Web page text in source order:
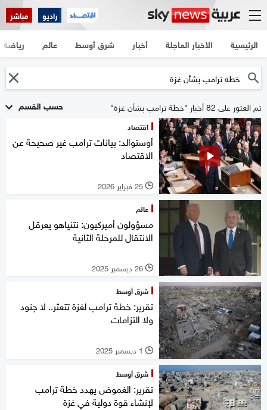
راديو مباشر
الرئيسية الأخبار العاجلة أخبار شرق أوسط عالم رياضة
حسب القسم تم العثور على 82 أخبار "خطة ترامب بشأن غزة"
اقتصاد
أوستوالد: بيانات ترامب غير صحيحة عن
الاقتصاد
l 25 فبراير 2026
عالم
مسؤولون أميركيون: نتنياهو يعرقل
الانتقال للمرحلة الثانية
l 26 ديسمبر 2025
شرق أوسط
تقرير: خطة ترامب لغزة تتعثر.. لا جنود
ولا التزامات
l 1 ديسمبر 2025
شرق أوسط
تقرير: الغموض يهدد خطة ترامب
لإنشاء قوة دولية في غزة